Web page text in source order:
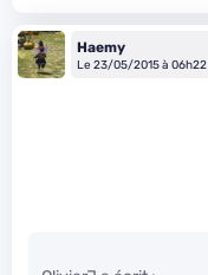
Haemy
Le 23/05/2015 à 06h22